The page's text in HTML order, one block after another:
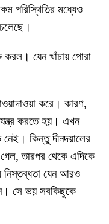
পরিস্থিতির মধ্যেও
করল। যেন খাঁচায় পোরা
করে। কারণ,
করতে হয়। এখন
কিন্তু দীনদয়ালের
তারপর থেকে এদিকে
যেন আরও
সে ভয় সবকিছুকে